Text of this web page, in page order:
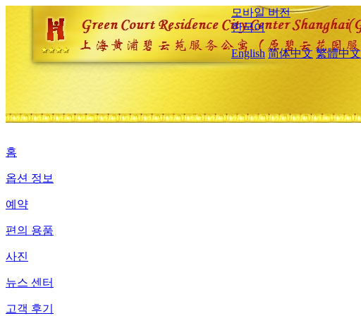
모바일 버전
한국어
English 简体中文 繁體中文
홈
옵션 정보
예약
편의 용품
사진
뉴스 센터
고객 후기